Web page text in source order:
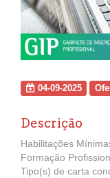
04-09-2025
Descrição
Habilitações
Formação
Tipo(s) de carta